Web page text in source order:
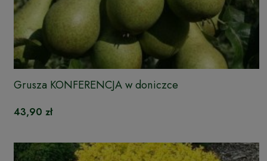
Grusza KONFERENCJA w doniczce
43,90 zł